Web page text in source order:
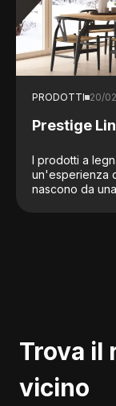
PRODOTTI 20/
Prestige
I prodotti a
un'esperienza
nascono da
Trova il
vicino